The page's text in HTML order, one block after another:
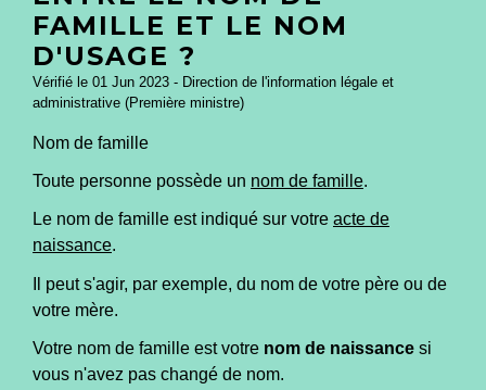
FAMILLE ET LE NOM
D'USAGE ?
Vérifié le 01 Jun 2023 - Direction de l'information légale et
administrative (Première ministre)
Nom de famille
Toute personne possède un nom de famille.
Le nom de famille est indiqué sur votre acte de
naissance.
Il peut s'agir, par exemple, du nom de votre père ou de
votre mère.
Votre nom de famille est votre nom de naissance si
vous n'avez pas changé de nom.